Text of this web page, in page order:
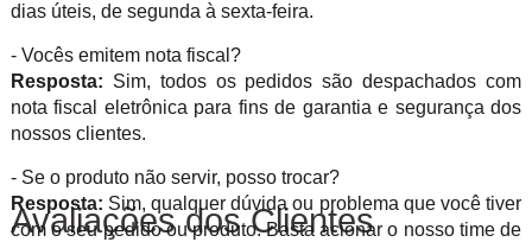
dias úteis, de segunda à sexta-feira.
- Vocês emitem nota fiscal?
Resposta: Sim, todos os pedidos são despachados com
nota fiscal eletrônica para fins de garantia e segurança dos
nossos clientes.
- Se o produto não servir, posso trocar?
Resposta: Sim, qualquer dúvida ou problema que você tiver
com o seu pedido ou produto. Basta acionar o nosso time de
Avaliações dos Clientes